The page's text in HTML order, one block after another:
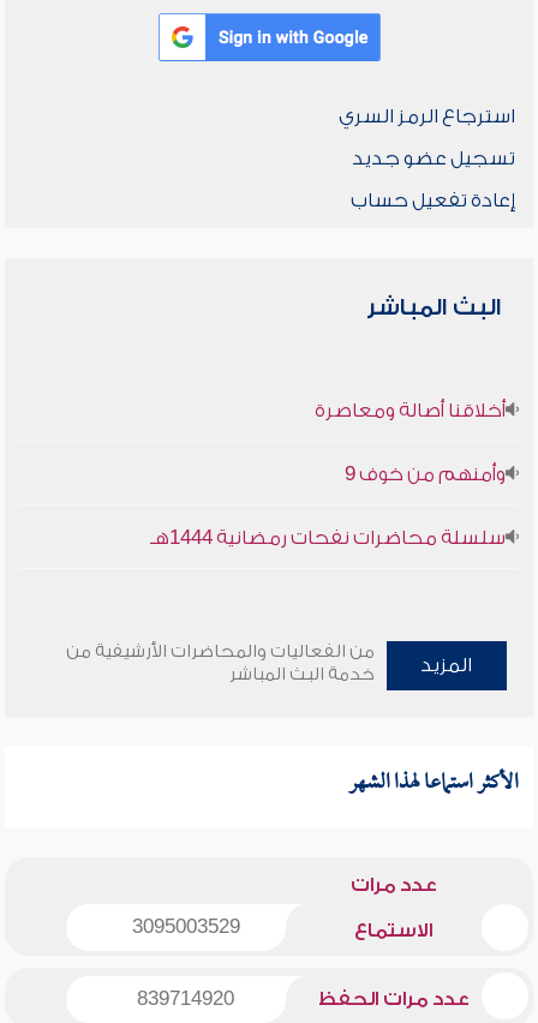
استرجاع الرمز السري
تسجيل عضو جديد
إعادة تفعيل حساب
البث المباشر
أخلاقنا أصالة ومعاصرة
وأمنهم من خوف 9
سلسلة محاضرات نفحات رمضانية 1444هـ
المزيد
من الفعاليات والمحاضرات الأرشيفية من
خدمة البث المباشر
الأكثر استماعا لهذا الشهر
عدد مرات
الاستماع 3095003529
عدد مرات الحفظ 839714920